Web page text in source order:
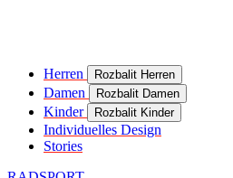
Herren Rozbalit Herren
Damen Rozbalit Damen
Kinder Rozbalit Kinder
Individuelles Design
Stories